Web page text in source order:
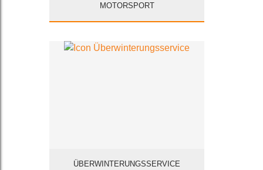
MOTORSPORT
ÜBERWINTERUNGSSERVICE